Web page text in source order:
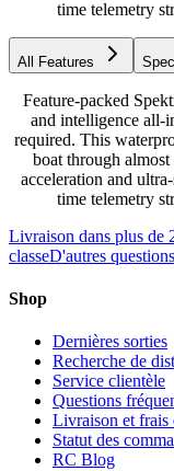
time telemetry
All Features
Feature-packed
and intelligence all-
required. This
boat through
acceleration and
time telemetry
Livraison dans plus de
classeD'autres
Shop
Dernières sorties
Recherche de
Service clientèle
Questions
Livraison et frais
Statut des
RC Blog